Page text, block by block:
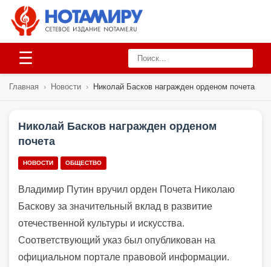
☰
Главная › Новости › Николай Басков награжден орденом почета
Николай Басков награжден орденом
почета
НОВОСТИ ОБЩЕСТВО
Владимир Путин вручил орден Почета Николаю
Баскову за значительный вклад в развитие
отечественной культуры и искусства.
Соответствующий указ был опубликован на
официальном портале правовой информации.